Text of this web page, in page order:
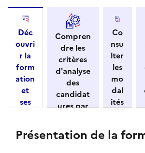
Déc
ouvri
r la
form
ation
et
ses
stiqu
Compren
dre les
critères
d'analyse
des
candidat
ures par
ment
Co
nsu
lter
les
mo
dal
ités
ndi
Présentation de la